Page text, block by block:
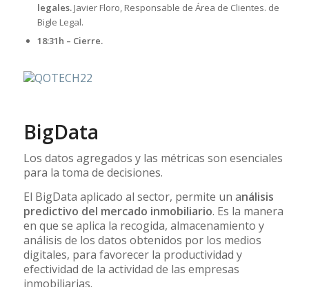
legales. Javier Floro, Responsable de Área de Clientes. de
Bigle Legal.
18:31h – Cierre.
BigData
Los datos agregados y las métricas son esenciales
para la toma de decisiones.
El BigData aplicado al sector, permite un análisis
predictivo del mercado inmobiliario. Es la manera
en que se aplica la recogida, almacenamiento y
análisis de los datos obtenidos por los medios
digitales, para favorecer la productividad y
efectividad de la actividad de las empresas
inmobiliarias.